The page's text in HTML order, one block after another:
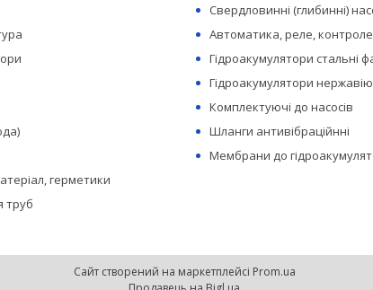
герметики
труб
Свердловинні (глибинні)
Автоматика, реле,
Гідроакумулятори стальні
Гідроакумулятори
Комплектуючі до насосів
Шланги антивібраційнні
Мембрани до
Сайт створений на маркетплейсі Prom.ua